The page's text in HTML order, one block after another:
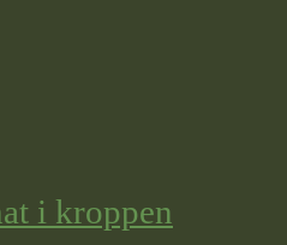
i kroppen